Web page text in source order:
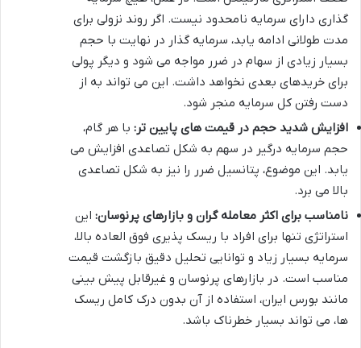
گذاری دارای سرمایه نامحدود نیست. اگر روند نزولی برای
مدت طولانی ادامه یابد، سرمایه گذار در نهایت با حجم
بسیار زیادی از سهام در ضرر مواجه می شود و دیگر پولی
برای خریدهای بعدی نخواهد داشت. این می تواند به از
دست رفتن کل سرمایه منجر شود.
افزایش شدید حجم در قیمت های پایین تر: با هر گام،
حجم سرمایه درگیر در سهم به شکل تصاعدی افزایش می
یابد. این موضوع، پتانسیل ضرر را نیز به شکل تصاعدی
بالا می برد.
نامناسب برای اکثر معامله گران و بازارهای پرنوسان: این
استراتژی تنها برای افراد با ریسک پذیری فوق العاده بالا،
سرمایه بسیار زیاد و توانایی تحلیل دقیق بازگشت قیمت
مناسب است. در بازارهای پرنوسان و غیرقابل پیش بینی
مانند بورس ایران، استفاده از آن بدون درک کامل ریسک
ها، می تواند بسیار خطرناک باشد.